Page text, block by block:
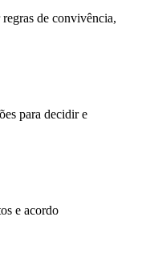
de convivência,
para decidir e
e acordo